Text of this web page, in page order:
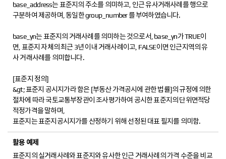
base_address는 표준지의 주소를 의미하고, 인근 유사거래사례를 행으로
구분하여 제공하며, 동일한 group_number 를 부여하였습니다.
base_yn는 표준지의 거래사례를 의미하는 것으로서, base_yn가 TRUE이
면, 표준지 자체의 최근 3년 이내 거래사례이고, FALSE이면 인근지역의 유
사 거래사례를 의미합니다.
[표준지 정의]
&gt; 표준지 공시지가라 함은 [부동산 가격공시에 관한 법률]의 규정에 의한
절차에 따라 국토교통부장관이 조사평가하여 공시한 표준지의 단위면적당
적정가격을 말하며,
표준지는 표준지공시지가를 산정하기 위해 선정된 대표 필지를 의미함.
표준지의 실거래사례와 표준지와 유사한 인근 거래사례의 가격 수준을 비교